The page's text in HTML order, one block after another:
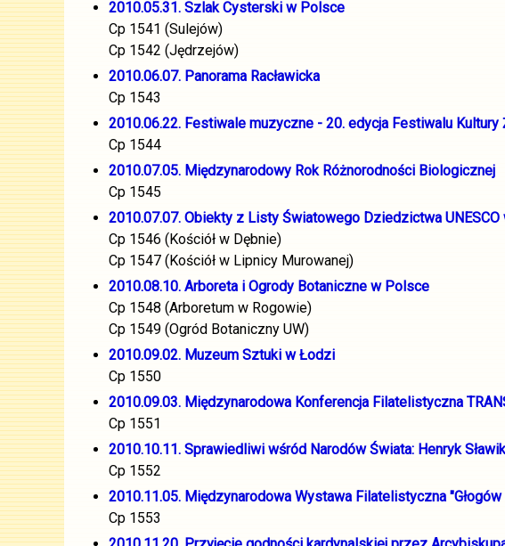
2010.05.31. Szlak Cysterski w Polsce
Cp 1541 (Sulejów)
Cp 1542 (Jędrzejów)
2010.06.07. Panorama Racławicka
Cp 1543
2010.06.22. Festiwale muzyczne - 20. edycja Festiwalu
Cp 1544
2010.07.05. Międzynarodowy Rok Różnorodności Biologicznej
Cp 1545
2010.07.07. Obiekty z Listy Światowego Dziedzictwa
Cp 1546 (Kościół w Dębnie)
Cp 1547 (Kościół w Lipnicy Murowanej)
2010.08.10. Arboreta i Ogrody Botaniczne w Polsce
Cp 1548 (Arboretum w Rogowie)
Cp 1549 (Ogród Botaniczny UW)
2010.09.02. Muzeum Sztuki w Łodzi
Cp 1550
2010.09.03. Międzynarodowa Konferencja Filatelistyczna
Cp 1551
2010.10.11. Sprawiedliwi wśród Narodów Świata: Henryk
Cp 1552
2010.11.05. Międzynarodowa Wystawa Filatelistyczna
Cp 1553